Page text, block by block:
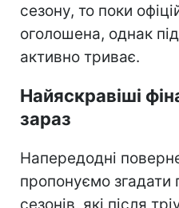
сезону, то поки
оголошена, однак
активно триває.
Найяскравіші
зараз
Напередодні
пропонуємо згадати
сезонів, які після